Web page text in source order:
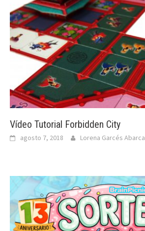
Vídeo Tutorial Forbidden City
agosto 7, 2018 Lorena Garcés Abarca